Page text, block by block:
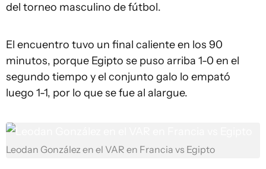
del torneo masculino de fútbol.
El encuentro tuvo un final caliente en los 90
minutos, porque Egipto se puso arriba 1-0 en el
segundo tiempo y el conjunto galo lo empató
luego 1-1, por lo que se fue al alargue.
Leodan González en el VAR en Francia vs Egipto